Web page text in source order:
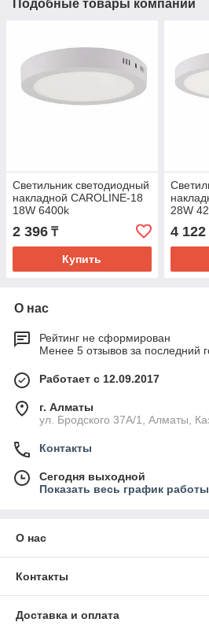
Подобные товары компании
Светильник светодиодный
накладной CAROLINE-18
18W 6400k
2 396 ₸
Купить
28W
4 122
О нас
Рейтинг не сформирован
Менее 5 отзывов за последний
Работает с 12.09.2017
г. Алматы
ул. Бродского 37А/1, Алматы,
Контакты
Сегодня выходной
Показать весь график работы
О нас
Контакты
Доставка и оплата